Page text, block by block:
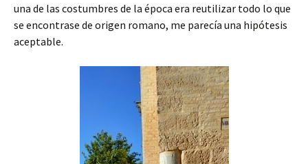
una de las costumbres de la época era reutilizar todo lo que
se encontrase de origen romano, me parecía una hipótesis
aceptable.